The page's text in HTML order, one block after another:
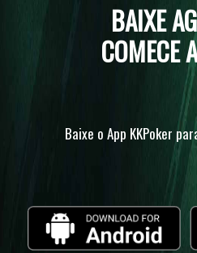
BAIXE
COMECE
Baixe o App KKPoker